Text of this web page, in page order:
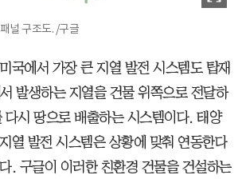
널 구조도. /구글
국에서 가장 큰 지열 발전 시스템도 탑재
발생하는 지열을 건물 위쪽으로 전달하
시 땅으로 배출하는 시스템이다. 태양
열 발전 시스템은 상황에 맞춰 연동한다
. 구글이 이러한 친환경 건물을 건설하는